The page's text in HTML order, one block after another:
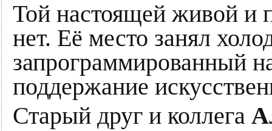
Той настоящей живой
нет. Её место занял
запрограммированный
поддержание
Старый друг и коллега